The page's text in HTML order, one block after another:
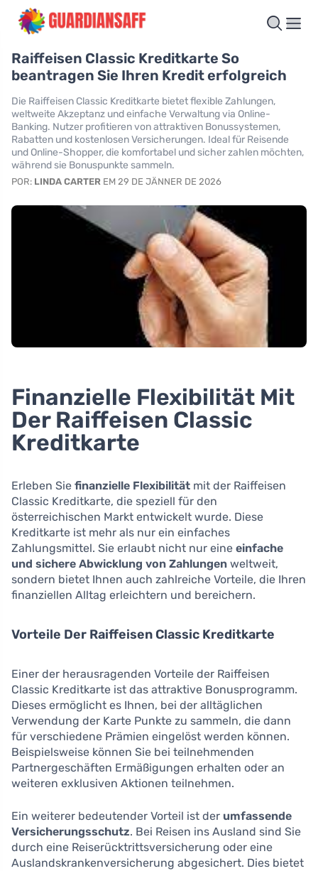
Raiffeisen Classic Kreditkarte So
beantragen Sie Ihren Kredit erfolgreich
Die Raiffeisen Classic Kreditkarte bietet flexible Zahlungen,
weltweite Akzeptanz und einfache Verwaltung via Online-
Banking. Nutzer profitieren von attraktiven Bonussystemen,
Rabatten und kostenlosen Versicherungen. Ideal für Reisende
und Online-Shopper, die komfortabel und sicher zahlen möchten,
während sie Bonuspunkte sammeln.
POR: LINDA CARTER EM 29 DE JÄNNER DE 2026
Finanzielle Flexibilität Mit
Der Raiffeisen Classic
Kreditkarte
Erleben Sie finanzielle Flexibilität mit der Raiffeisen
Classic Kreditkarte, die speziell für den
österreichischen Markt entwickelt wurde. Diese
Kreditkarte ist mehr als nur ein einfaches
Zahlungsmittel. Sie erlaubt nicht nur eine einfache
und sichere Abwicklung von Zahlungen weltweit,
sondern bietet Ihnen auch zahlreiche Vorteile, die Ihren
finanziellen Alltag erleichtern und bereichern.
Vorteile Der Raiffeisen Classic Kreditkarte
Einer der herausragenden Vorteile der Raiffeisen
Classic Kreditkarte ist das attraktive Bonusprogramm.
Dieses ermöglicht es Ihnen, bei der alltäglichen
Verwendung der Karte Punkte zu sammeln, die dann
für verschiedene Prämien eingelöst werden können.
Beispielsweise können Sie bei teilnehmenden
Partnergeschäften Ermäßigungen erhalten oder an
weiteren exklusiven Aktionen teilnehmen.
Ein weiterer bedeutender Vorteil ist der umfassende
Versicherungsschutz. Bei Reisen ins Ausland sind Sie
durch eine Reiserücktrittsversicherung oder eine
Auslandskrankenversicherung abgesichert. Dies bietet